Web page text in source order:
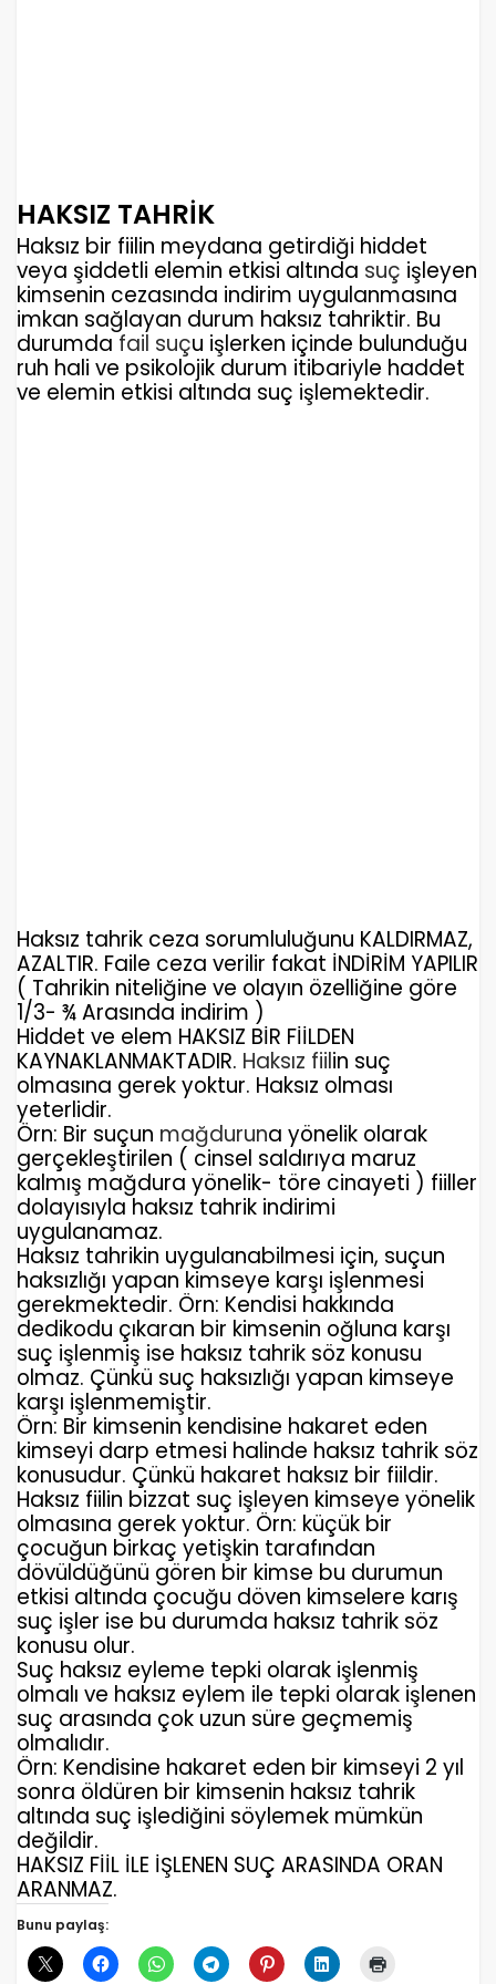
HAKSIZ TAHRİK
Haksız bir fiilin meydana getirdiği hiddet
veya şiddetli elemin etkisi altında suç işleyen
kimsenin cezasında indirim uygulanmasına
imkan sağlayan durum haksız tahriktir. Bu
durumda fail suçu işlerken içinde bulunduğu
ruh hali ve psikolojik durum itibariyle haddet
ve elemin etkisi altında suç işlemektedir.
Haksız tahrik ceza sorumluluğunu KALDIRMAZ,
AZALTIR. Faile ceza verilir fakat İNDİRİM YAPILIR
( Tahrikin niteliğine ve olayın özelliğine göre
1/3- ¾ Arasında indirim )
Hiddet ve elem HAKSIZ BİR FİİLDEN
KAYNAKLANMAKTADIR. Haksız fiilin suç
olmasına gerek yoktur. Haksız olması
yeterlidir.
Örn: Bir suçun mağduruna yönelik olarak
gerçekleştirilen ( cinsel saldırıya maruz
kalmış mağdura yönelik- töre cinayeti ) fiiller
dolayısıyla haksız tahrik indirimi
uygulanamaz.
Haksız tahrikin uygulanabilmesi için, suçun
haksızlığı yapan kimseye karşı işlenmesi
gerekmektedir. Örn: Kendisi hakkında
dedikodu çıkaran bir kimsenin oğluna karşı
suç işlenmiş ise haksız tahrik söz konusu
olmaz. Çünkü suç haksızlığı yapan kimseye
karşı işlenmemiştir.
Örn: Bir kimsenin kendisine hakaret eden
kimseyi darp etmesi halinde haksız tahrik söz
konusudur. Çünkü hakaret haksız bir fiildir.
Haksız fiilin bizzat suç işleyen kimseye yönelik
olmasına gerek yoktur. Örn: küçük bir
çocuğun birkaç yetişkin tarafından
dövüldüğünü gören bir kimse bu durumun
etkisi altında çocuğu döven kimselere karış
suç işler ise bu durumda haksız tahrik söz
konusu olur.
Suç haksız eyleme tepki olarak işlenmiş
olmalı ve haksız eylem ile tepki olarak işlenen
suç arasında çok uzun süre geçmemiş
olmalıdır.
Örn: Kendisine hakaret eden bir kimseyi 2 yıl
sonra öldüren bir kimsenin haksız tahrik
altında suç işlediğini söylemek mümkün
değildir.
HAKSIZ FİİL İLE İŞLENEN SUÇ ARASINDA ORAN
ARANMAZ.
Bunu paylaş: